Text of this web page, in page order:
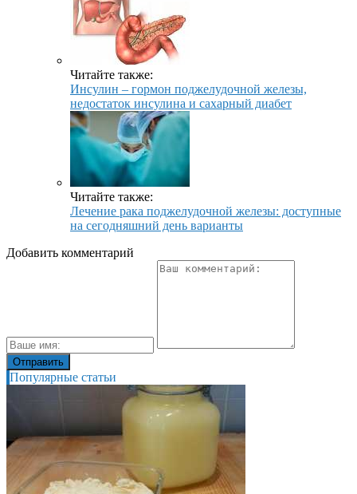
Читайте также:
Инсулин – гормон поджелудочной железы,
недостаток инсулина и сахарный диабет
Читайте также:
Лечение рака поджелудочной железы: доступные
на сегодняшний день варианты
Добавить комментарий
Популярные статьи